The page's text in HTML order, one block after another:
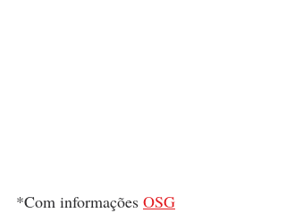
*Com informações OSG